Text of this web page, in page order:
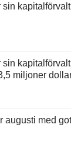
miljoner
augusti med